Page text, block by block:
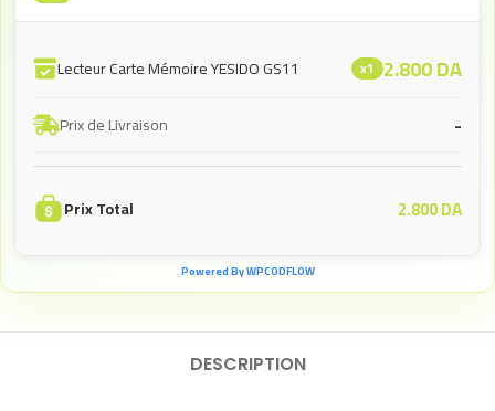
Lecteur Carte Mémoire YESIDO GS11 x1 2.800DA
Prix de Livraison -
Prix Total 2.800DA
Powered By WPCODFLOW
DESCRIPTION